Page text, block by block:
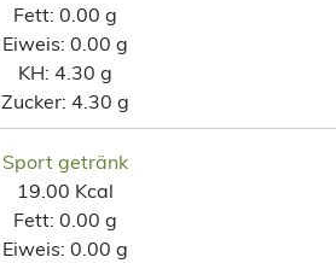
Fett: 0.00 g
Eiweis: 0.00 g
KH: 4.30 g
Zucker: 4.30 g
Sport getränk
19.00 Kcal
Fett: 0.00 g
Eiweis: 0.00 g